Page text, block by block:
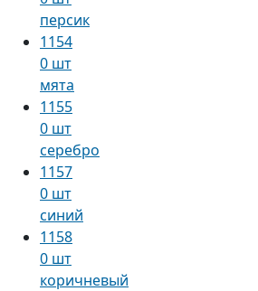
персик
1154
0 шт
мята
1155
0 шт
серебро
1157
0 шт
синий
1158
0 шт
коричневый